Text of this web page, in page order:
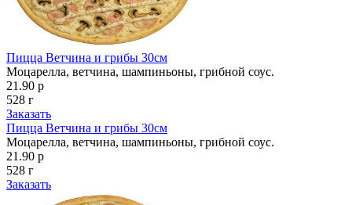
Пицца Ветчина и грибы 30см
Моцарелла, ветчина, шампиньоны, грибной соус.
21.90 р
528 г
Заказать
Пицца Ветчина и грибы 30см
Моцарелла, ветчина, шампиньоны, грибной соус.
21.90 р
528 г
Заказать